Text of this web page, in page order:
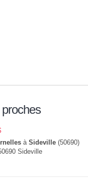
à Sideville (50690)
Sideville